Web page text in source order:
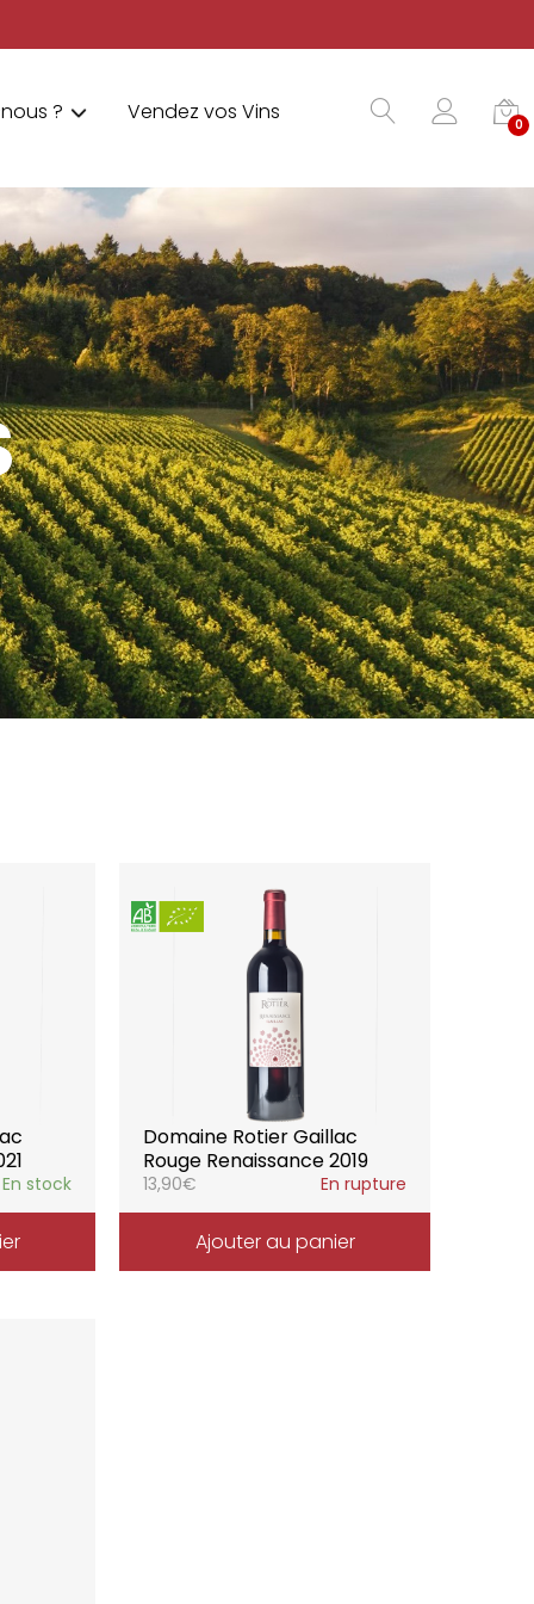
? Vendez vos Vins 0
En stock
Domaine Rotier Gaillac
Rouge Renaissance 2019
13,90€ En rupture
Ajouter au panier